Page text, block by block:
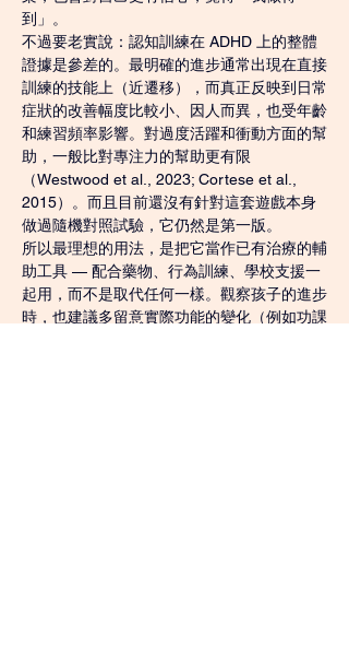
到」。
不過要老實說：認知訓練在 ADHD 上的整體
證據是參差的。最明確的進步通常出現在直接
訓練的技能上（近遷移），而真正反映到日常
症狀的改善幅度比較小、因人而異，也受年齡
和練習頻率影響。對過度活躍和衝動方面的幫
助，一般比對專注力的幫助更有限
（Westwood et al., 2023; Cortese et al.,
2015）。而且目前還沒有針對這套遊戲本身
做過隨機對照試驗，它仍然是第一版。
所以最理想的用法，是把它當作已有治療的輔
助工具 — 配合藥物、行為訓練、學校支援一
起用，而不是取代任何一樣。觀察孩子的進步
時，也建議多留意實際功能的變化（例如功課